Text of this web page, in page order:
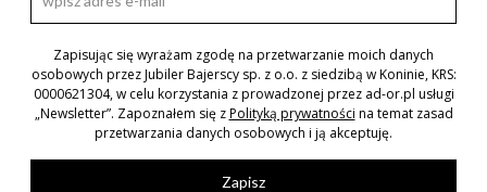
Zapisując się wyrażam zgodę na przetwarzanie moich danych
osobowych przez Jubiler Bajerscy sp. z o.o. z siedzibą w Koninie, KRS:
0000621304, w celu korzystania z prowadzonej przez ad-or.pl usługi
„Newsletter”. Zapoznałem się zPolityką prywatności na temat zasad
przetwarzania danych osobowych i ją akceptuję.
Zapisz